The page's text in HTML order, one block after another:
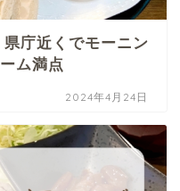
庁近くでモーニン
ム満点
2024年4月24日